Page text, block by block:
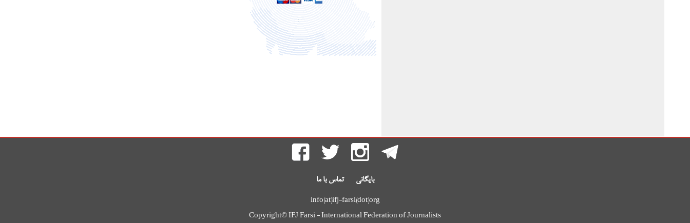
بایگانی تماس با ما
info(at)ifj-farsi(dot)org
Copyright© IFJ Farsi - International Federation of Journalists